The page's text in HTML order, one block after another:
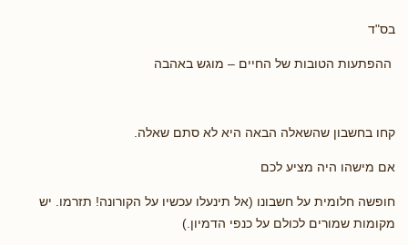
בס"ד
ההפתעות הטובות של החיים – מוגש באהבה
קחו בחשבון שהשאלה הבאה היא לא סתם שאלה.
אם מישהו היה מציע לכם
חופשה חלומית על חשבונו (אל תינעלו עכשיו על הקורונה! תזרמו. יש
מקומות שמורים לכולם על כנפי הדמיון.)